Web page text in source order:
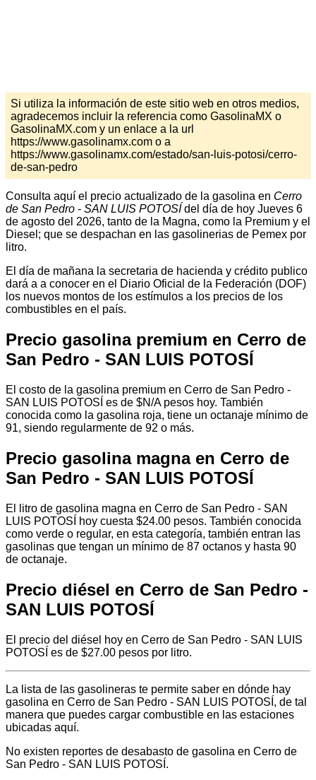
Si utiliza la información de este sitio web en otros medios,
agradecemos incluir la referencia como GasolinaMX o
GasolinaMX.com y un enlace a la url
https://www.gasolinamx.com o a
https://www.gasolinamx.com/estado/san-luis-potosi/cerro-
de-san-pedro
Consulta aquí el precio actualizado de la gasolina en Cerro
de San Pedro - SAN LUIS POTOSÍdel día de hoy Jueves 6
de agosto del 2026, tanto de la Magna, como la Premium y el
Diesel; que se despachan en las gasolinerias de Pemex por
litro.
El día de mañana la secretaria de hacienda y crédito publico
dará a a conocer en el Diario Oficial de la Federación (DOF)
los nuevos montos de los estímulos a los precios de los
combustibles en el país.
Precio gasolina premium en Cerro de
San Pedro - SAN LUIS POTOSÍ
El costo de la gasolina premium en Cerro de San Pedro -
SAN LUIS POTOSÍ es de $N/A pesos hoy. También
conocida como la gasolina roja, tiene un octanaje mínimo de
91, siendo regularmente de 92 o más.
Precio gasolina magna en Cerro de
San Pedro - SAN LUIS POTOSÍ
El litro de gasolina magna en Cerro de San Pedro - SAN
LUIS POTOSÍ hoy cuesta $24.00 pesos. También conocida
como verde o regular, en esta categoría, también entran las
gasolinas que tengan un mínimo de 87 octanos y hasta 90
de octanaje.
Precio diésel en Cerro de San Pedro -
SAN LUIS POTOSÍ
El precio del diésel hoy en Cerro de San Pedro - SAN LUIS
POTOSÍ es de $27.00 pesos por litro.
La lista de las gasolineras te permite saber en dónde hay
gasolina en Cerro de San Pedro - SAN LUIS POTOSÍ, de tal
manera que puedes cargar combustible en las estaciones
ubicadas aquí.
No existen reportes de desabasto de gasolina en Cerro de
San Pedro - SAN LUIS POTOSÍ.